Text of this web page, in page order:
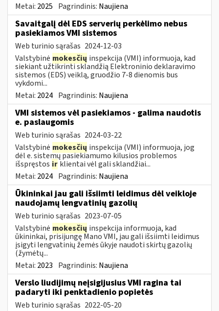
Metai: 2025 Pagrindinis: Naujiena
Savaitgalį dėl EDS serverių perkėlimo nebus
pasiekiamos VMI sistemos
Web turinio sąrašas 2024-12-03
Valstybinė mokesčių inspekcija (VMI) informuoja, kad
siekiant užtikrinti sklandžią Elektroninio deklaravimo
sistemos (EDS) veiklą, gruodžio 7-8 dienomis bus
vykdomi...
Metai: 2024 Pagrindinis: Naujiena
VMI sistemos vėl pasiekiamos - galima naudotis
e. paslaugomis
Web turinio sąrašas 2024-03-22
Valstybinė mokesčių inspekcija (VMI) informuoja, jog
dėl e. sistemų pasiekiamumo kilusios problemos
išspręstos ir klientai vėl gali sklandžiai...
Metai: 2024 Pagrindinis: Naujiena
Ūkininkai jau gali išsiimti leidimus dėl veikloje
naudojamų lengvatinių gazolių
Web turinio sąrašas 2023-07-05
Valstybinė mokesčių inspekcija informuoja, kad
ūkininkai, prisijungę Mano VMI, jau gali išsiimti leidimus
įsigyti lengvatinių žemės ūkyje naudoti skirtų gazolių
(žymėtų...
Metai: 2023 Pagrindinis: Naujiena
Verslo liudijimų neįsigijusius VMI ragina tai
padaryti iki penktadienio popietės
Web turinio sąrašas 2022-05-20